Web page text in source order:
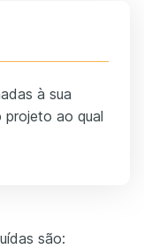
à sua
projeto ao qual
são: